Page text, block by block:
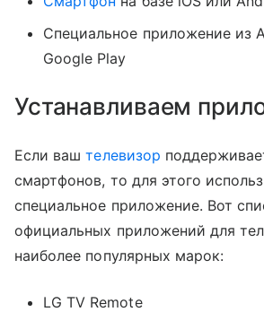
Специальное приложение из
Google Play
Устанавливаем
Если ваштелевизор
смартфонов, то для этого
специальное приложение. Вот
официальных приложений для
наиболее популярных марок:
LG TV Remote